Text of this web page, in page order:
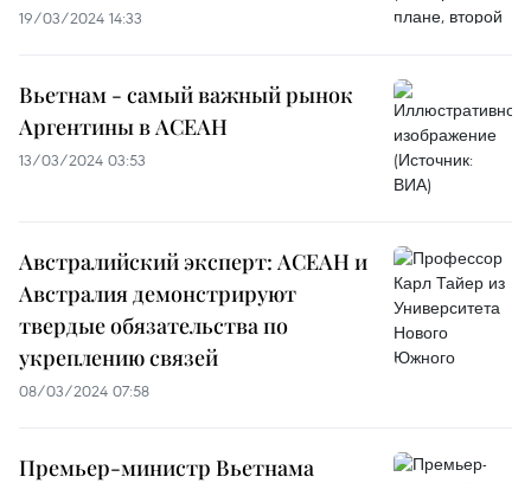
19/03/2024 14:33
Вьетнам - самый важный рынок
Аргентины в АСЕАН
13/03/2024 03:53
Австралийский эксперт: АСЕАН и
Австралия демонстрируют
твердые обязательства по
укреплению связей
08/03/2024 07:58
Премьер-министр Вьетнама